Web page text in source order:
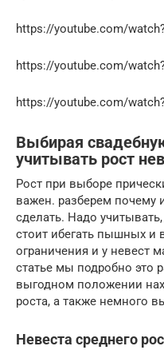
https://youtube.com/
https://youtube.com/
https://youtube.com/
Выбирая
учитывать рост
Рост при выборе
важен. разберем почему
сделать. Надо
стоит ибегать пышных и
ограничения и у невест
статье мы подробно это
выгодном положении
роста, а также немного
Невеста среднего